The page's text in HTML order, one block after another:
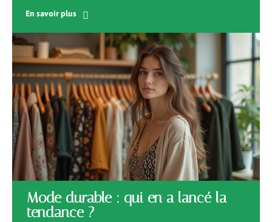
En savoir plus
Mode durable : qui en a lancé la
tendance ?